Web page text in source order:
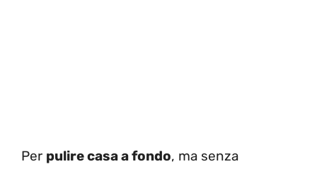
Per pulire casa a fondo, ma senza